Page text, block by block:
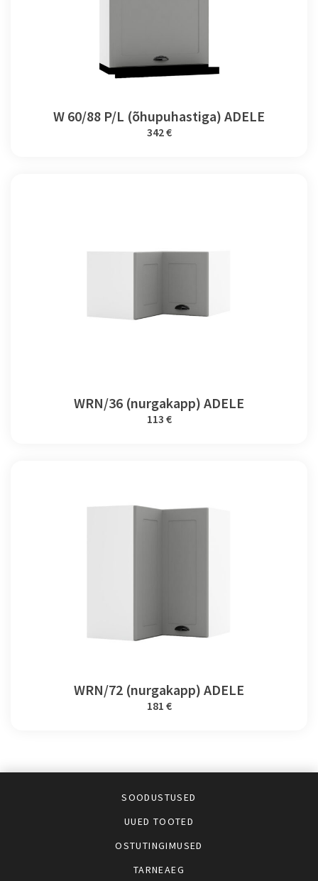
W 60/88 P/L (õhupuhastiga) ADELE
342 €
WRN/36 (nurgakapp) ADELE
113 €
WRN/72 (nurgakapp) ADELE
181 €
SOODUSTUSED
UUED TOOTED
OSTUTINGIMUSED
TARNEAEG